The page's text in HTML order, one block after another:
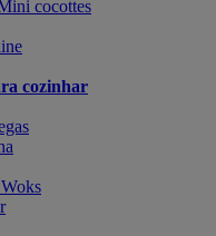
cocottes
cozinhar